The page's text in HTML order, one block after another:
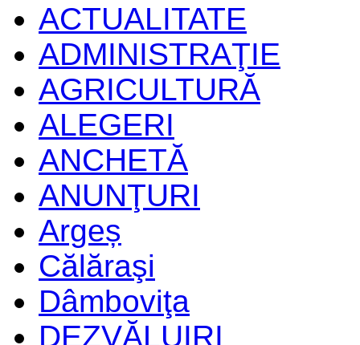
ACTUALITATE
ADMINISTRAŢIE
AGRICULTURĂ
ALEGERI
ANCHETĂ
ANUNŢURI
Argeș
Călăraşi
Dâmboviţa
DEZVĂLUIRI